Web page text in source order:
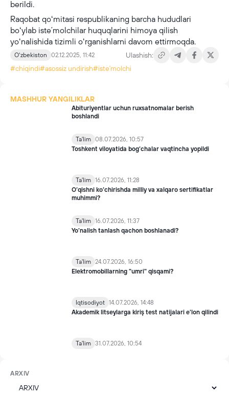
berildi.
Raqobat qoʻmitasi respublikaning barcha hududlari
boʻylab isteʼmolchilar huquqlarini himoya qilish
yoʻnalishida tizimli oʻrganishlarni davom ettirmoqda.
Oʻzbekiston 02.12.2025, 11:42
Ulashish:
#chiqindi#asossiz undirish#isteʼmolchi
MASHHUR YANGILIKLAR
Abituriyentlar uchun ruxsatnomalar berish
boshlandi
Ta'lim 08.07.2026, 10:57
Toshkent viloyatida bog‘chalar vaqtincha yopildi
Ta'lim 16.07.2026, 11:28
O‘qishni ko‘chirishda milliy va xalqaro sertifikatlar
muhimmi?
Ta'lim 16.07.2026, 11:37
Yo’nalish tanlash qachon boshlanadi?
Ta'lim 24.07.2026, 16:50
Elektromobillarning "umri" qisqami?
Iqtisodiyot 14.07.2026, 14:48
Akademik litseylarga kiriş test natijalari e'lon qilindi
Ta'lim 31.07.2026, 10:54
ARXIV